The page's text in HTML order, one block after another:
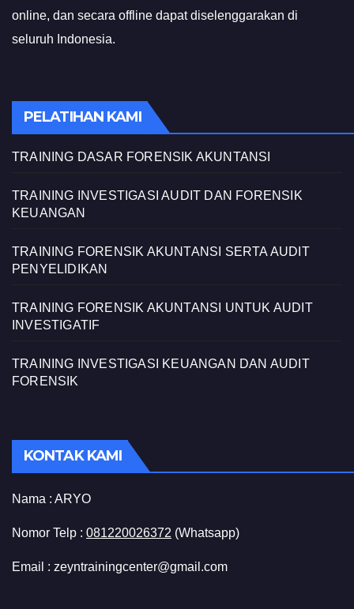
online, dan secara offline dapat diselenggarakan di
seluruh Indonesia.
PELATIHAN KAMI
TRAINING DASAR FORENSIK AKUNTANSI
TRAINING INVESTIGASI AUDIT DAN FORENSIK
KEUANGAN
TRAINING FORENSIK AKUNTANSI SERTA AUDIT
PENYELIDIKAN
TRAINING FORENSIK AKUNTANSI UNTUK AUDIT
INVESTIGATIF
TRAINING INVESTIGASI KEUANGAN DAN AUDIT
FORENSIK
KONTAK KAMI
Nama : ARYO
Nomor Telp : 081220026372 (Whatsapp)
Email : zeyntrainingcenter@gmail.com